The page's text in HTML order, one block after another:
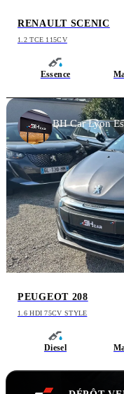
RENAULT SCENIC
1.2 TCE 115CV
Essence
PEUGEOT 208
1.6 HDI 75CV STYLE
Diesel
BH Car Lyon